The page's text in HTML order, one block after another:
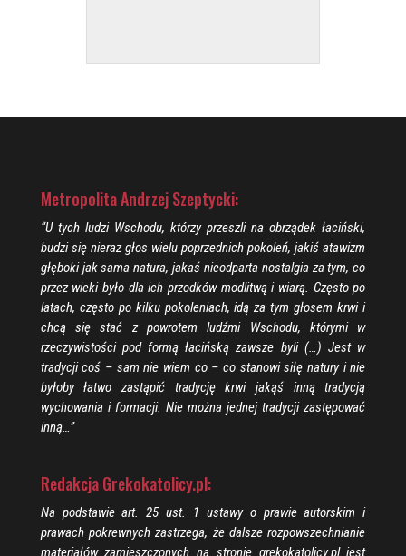
Metropolita Andrzej Szeptycki:
“U tych ludzi Wschodu, którzy przeszli na obrządek łaciński,
budzi się nieraz głos wielu poprzednich pokoleń, jakiś atawizm
głęboki jak sama natura, jakaś nieodparta nostalgia za tym, co
przez wieki było dla ich przodków modlitwą i wiarą. Często po
latach, często po kilku pokoleniach, idą za tym głosem krwi i
chcą się stać z powrotem ludźmi Wschodu, którymi w
rzeczywistości pod formą łacińską zawsze byli (…) Jest w
tradycji coś – sam nie wiem co – co stanowi siłę natury i nie
byłoby łatwo zastąpić tradycję krwi jakąś inną tradycją
wychowania i formacji. Nie można jednej tradycji zastępować
inną…”
Redakcja Grekokatolicy.pl:
Na podstawie art. 25 ust. 1 ustawy o prawie autorskim i
prawach pokrewnych zastrzega, że dalsze rozpowszechnianie
materiałów zamieszczonych na stronie grekokatolicy.pl jest